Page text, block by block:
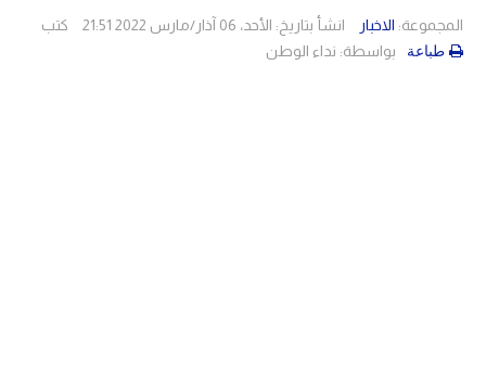
المجموعة: الاخبار انشأ بتاريخ: الأحد، 06 آذار/مارس 2022 21:51
كتب
بواسطة: نداء الوطن طباعة
محلي
فلسطين
عربي